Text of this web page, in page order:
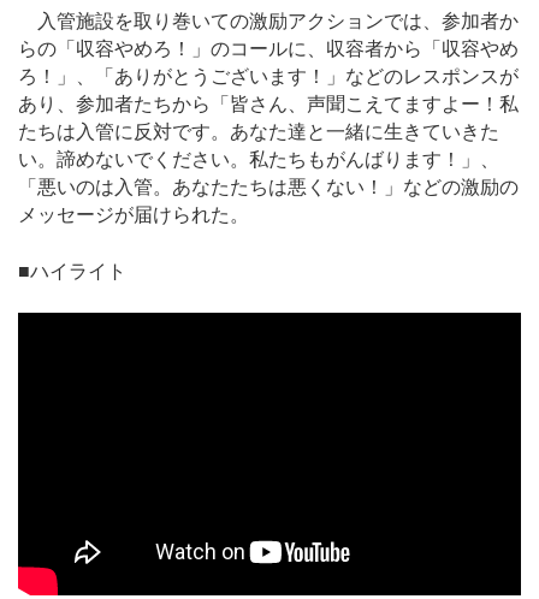
入管施設を取り巻いての激励アクションでは、参加者か
らの「収容やめろ！」のコールに、収容者から「収容やめ
ろ！」、「ありがとうございます！」などのレスポンスが
あり、参加者たちから「皆さん、声聞こえてますよー！私
たちは入管に反対です。あなた達と一緒に生きていきた
い。諦めないでください。私たちもがんばります！」、
「悪いのは入管。あなたたちは悪くない！」などの激励の
メッセージが届けられた。
■ハイライト